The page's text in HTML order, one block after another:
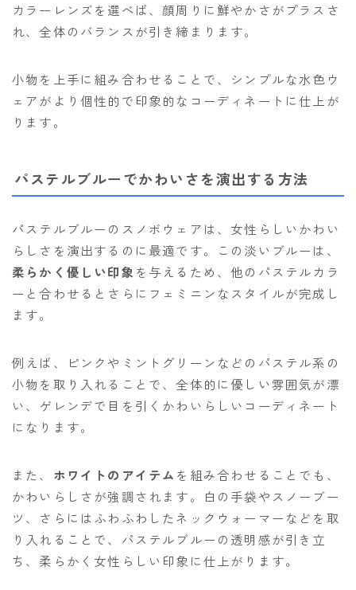
カラーレンズを選べば、顔周りに鮮やかさがプラスさ
れ、全体のバランスが引き締まります。
小物を上手に組み合わせることで、シンプルな水色ウ
ェアがより個性的で印象的なコーディネートに仕上が
ります。
パステルブルーでかわいさを演出する方法
パステルブルーのスノボウェアは、女性らしいかわい
らしさを演出するのに最適です。この淡いブルーは、
柔らかく優しい印象 を与えるため、他のパステルカラ
ーと合わせるとさらにフェミニンなスタイルが完成し
ます。
例えば、ピンクやミントグリーンなどのパステル系の
小物を取り入れることで、全体的に優しい雰囲気が漂
い、ゲレンデで目を引くかわいらしいコーディネート
になります。
また、 ホワイトのアイテム を組み合わせることでも、
かわいらしさが強調されます。白の手袋やスノーブー
ツ、さらにはふわふわしたネックウォーマーなどを取
り入れることで、パステルブルーの透明感が引き立
ち、柔らかく女性らしい印象に仕上がります。